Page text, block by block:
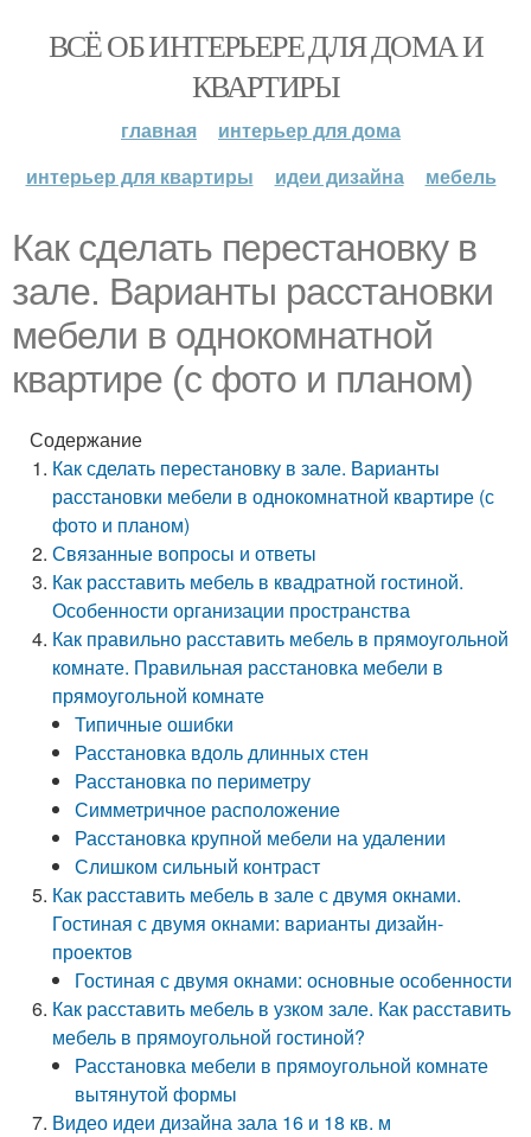
ВСЁ ОБ ИНТЕРЬЕРЕ ДЛЯ ДОМА И
КВАРТИРЫ
главная
интерьер для дома
интерьер для квартиры
идеи дизайна мебель
Как сделать перестановку в
зале. Варианты расстановки
мебели в однокомнатной
квартире (с фото и планом)
Содержание
Как сделать перестановку в зале. Варианты
расстановки мебели в однокомнатной квартире (с
фото и планом)
Связанные вопросы и ответы
Как расставить мебель в квадратной гостиной.
Особенности организации пространства
Как правильно расставить мебель в прямоугольной
комнате. Правильная расстановка мебели в
прямоугольной комнате
Типичные ошибки
Расстановка вдоль длинных стен
Расстановка по периметру
Симметричное расположение
Расстановка крупной мебели на удалении
Слишком сильный контраст
Как расставить мебель в зале с двумя окнами.
Гостиная с двумя окнами: варианты дизайн-
проектов
Гостиная с двумя окнами: основные особенности
Как расставить мебель в узком зале. Как расставить
мебель в прямоугольной гостиной?
Расстановка мебели в прямоугольной комнате
вытянутой формы
Видео идеи дизайна зала 16 и 18 кв. м